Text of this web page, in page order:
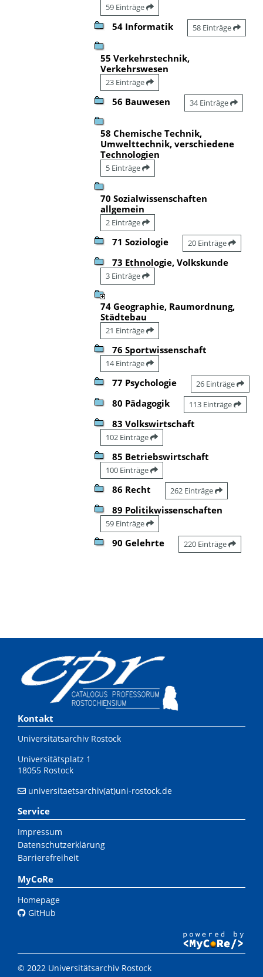
59 Einträge
54 Informatik 58 Einträge
55 Verkehrstechnik,
Verkehrswesen
23 Einträge
56 Bauwesen 34 Einträge
58 Chemische Technik,
Umwelttechnik, verschiedene
Technologien
5 Einträge
70 Sozialwissenschaften
allgemein
2 Einträge
71 Soziologie 20 Einträge
73 Ethnologie, Volkskunde
3 Einträge
74 Geographie, Raumordnung,
Städtebau
21 Einträge
76 Sportwissenschaft
14 Einträge
77 Psychologie 26 Einträge
80 Pädagogik 113 Einträge
83 Volkswirtschaft
102 Einträge
85 Betriebswirtschaft
100 Einträge
86 Recht 262 Einträge
89 Politikwissenschaften
59 Einträge
90 Gelehrte 220 Einträge
Kontakt
Universitätsarchiv Rostock
Universitätsplatz 1
18055 Rostock
universitaetsarchiv(at)uni-rostock.de
Service
Impressum
Datenschutzerklärung
Barrierefreiheit
MyCoRe
Homepage
GitHub
© 2022 Universitätsarchiv Rostock